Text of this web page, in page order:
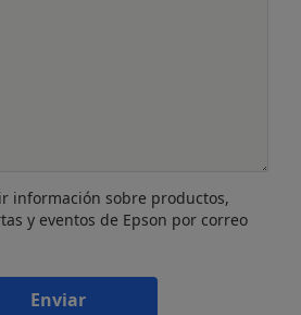
información sobre productos,
y eventos de Epson por correo
Enviar